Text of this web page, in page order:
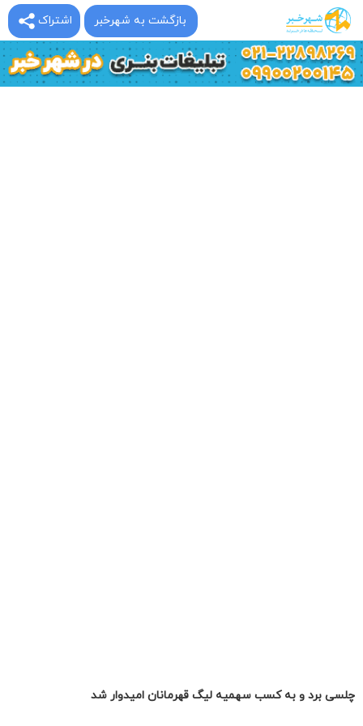
اشتراک بازگشت به شهرخبر
چلسی برد و به کسب سهمیه لیگ قهرمانان امیدوار شد